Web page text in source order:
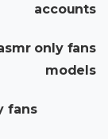
accounts
only fans
models
fans